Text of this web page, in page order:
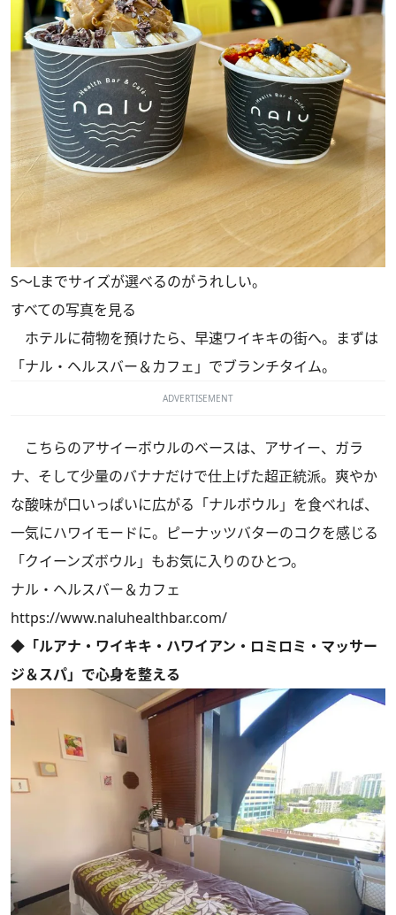
S〜Lまでサイズが選べるのがうれしい。
すべての写真を見る
ホテルに荷物を預けたら、早速ワイキキの街へ。まずは
「ナル・ヘルスバー＆カフェ」でブランチタイム。
ADVERTISEMENT
こちらのアサイーボウルのベースは、アサイー、ガラ
ナ、そして少量のバナナだけで仕上げた超正統派。爽やか
な酸味が口いっぱいに広がる「ナルボウル」を食べれば、
一気にハワイモードに。ピーナッツバターのコクを感じる
「クイーンズボウル」もお気に入りのひとつ。
ナル・ヘルスバー＆カフェ
https://www.naluhealthbar.com/
◆「ルアナ・ワイキキ・ハワイアン・ロミロミ・マッサー
ジ＆スパ」で心身を整える